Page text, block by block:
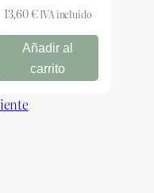
13,60€IVA incluido
Añadir al
carrito